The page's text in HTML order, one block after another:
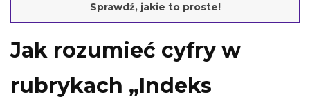
Sprawdź, jakie to proste!
Jak rozumieć cyfry w
rubrykach „Indeks